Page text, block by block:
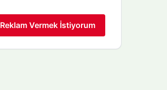
Reklam Vermek İstiyorum